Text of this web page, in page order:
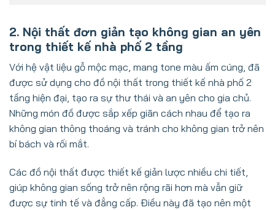
2. Nội thất đơn giản tạo không gian an yên
trong thiết kế nhà phố 2 tầng
Với hệ vật liệu gỗ mộc mạc, mang tone màu ấm cúng, đã
được sử dụng cho đồ nội thất trong thiết kế nhà phố 2
tầng hiện đại, tạo ra sự thư thái và an yên cho gia chủ.
Những món đồ được sắp xếp giãn cách nhau để tạo ra
không gian thông thoáng và tránh cho không gian trở nên
bí bách và rối mắt.
Các đồ nội thất được thiết kế giản lược nhiều chi tiết,
giúp không gian sống trở nên rộng rãi hơn mà vẫn giữ
được sự tinh tế và đẳng cấp. Điều này đã tạo nên một